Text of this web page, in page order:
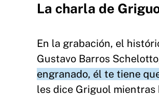
La charla de
En la grabación, el
Gustavo Barros
engranado, él te tiene
les dice Griguol